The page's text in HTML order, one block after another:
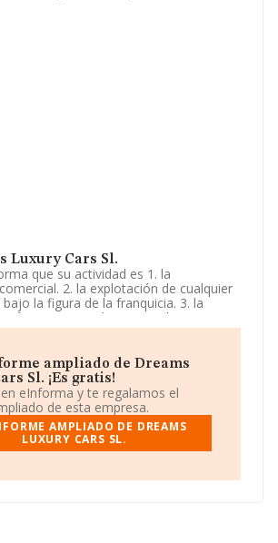
Luxury Cars Sl.
que su actividad es 1. la
2. la explotación de cualquier
la figura de la franquicia. 3. la
a terceros de marcas, licencias,
operativos relacionados con las
aparece inscrita en el Registro
Limitada. Su CNAE
con código 'Intermediarios del
diversos'. La compañía no tiene
exteriores.
a disposición de INFORMA, ha tenido
ampliado de Dreams
Sl. ¡Es gratis!
eInforma y te regalamos el
de esta empresa.
AMPLIADO DE DREAMS
LUXURY CARS SL.